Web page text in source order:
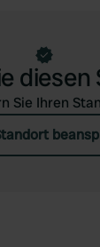
Sie Ihren